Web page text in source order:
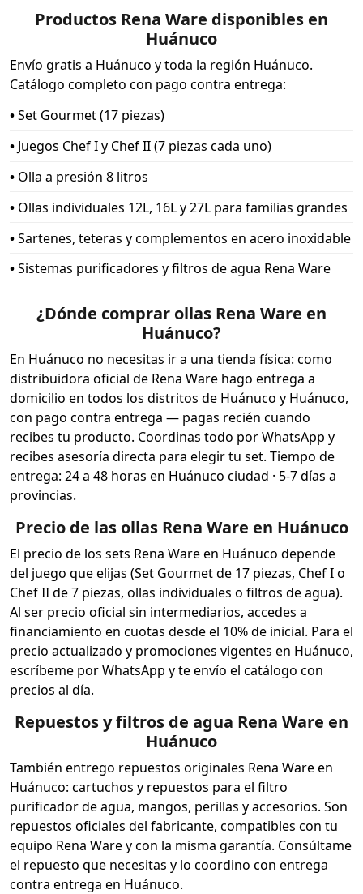
Productos Rena Ware disponibles en
Huánuco
Envío gratis a Huánuco y toda la región Huánuco.
Catálogo completo con pago contra entrega:
•Set Gourmet (17 piezas)
• Juegos Chef I y Chef II (7 piezas cada uno)
• Olla a presión 8 litros
• Ollas individuales 12L, 16L y 27L para familias grandes
•Sartenes, teteras y complementos en acero inoxidable
•Sistemas purificadores y filtros de agua Rena Ware
¿Dónde comprar ollas Rena Ware en
Huánuco?
En Huánuco no necesitas ir a una tienda física: como
distribuidora oficial de Rena Ware hago entrega a
domicilio en todos los distritos de Huánuco y Huánuco,
con pago contra entrega — pagas recién cuando
recibes tu producto. Coordinas todo por WhatsApp y
recibes asesoría directa para elegir tu set. Tiempo de
entrega: 24 a 48 horas en Huánuco ciudad · 5-7 días a
provincias.
Precio de las ollas Rena Ware en Huánuco
El precio de los sets Rena Ware en Huánuco depende
del juego que elijas (Set Gourmet de 17 piezas, Chef I o
Chef II de 7 piezas, ollas individuales o filtros de agua).
Al ser precio oficial sin intermediarios, accedes a
financiamiento en cuotas desde el 10% de inicial. Para el
precio actualizado y promociones vigentes en Huánuco,
escríbeme por WhatsApp y te envío el catálogo con
precios al día.
Repuestos y filtros de agua Rena Ware en
Huánuco
También entrego repuestos originales Rena Ware en
Huánuco: cartuchos y repuestos para el filtro
purificador de agua, mangos, perillas y accesorios. Son
repuestos oficiales del fabricante, compatibles con tu
equipo Rena Ware y con la misma garantía. Consúltame
el repuesto que necesitas y lo coordino con entrega
contra entrega en Huánuco.